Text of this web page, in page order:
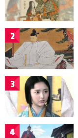
2
3
4